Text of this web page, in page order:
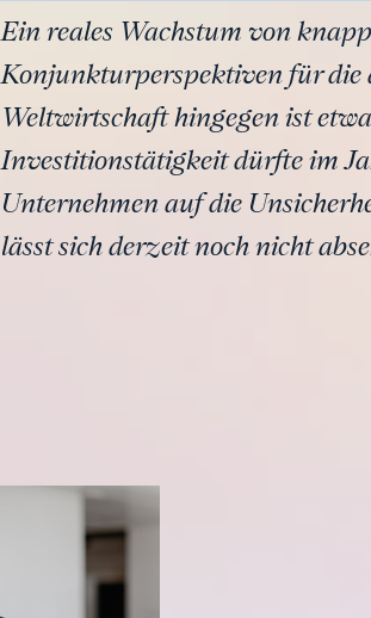
Ein reales Wachstum von
Konjunkturperspektiven für die
Weltwirtschaft hingegen ist
Investitionstätigkeit dürfte im
Unternehmen auf die
lässt sich derzeit noch nicht